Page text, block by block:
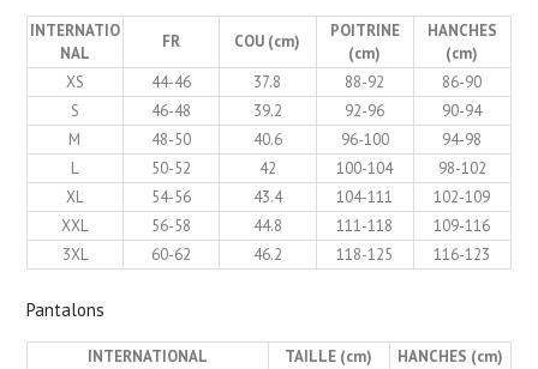
INTERNATIO
NAL
FR COU (cm)
POITRINE
(cm)
HANCHES
(cm)
XS
44-46 37.8 88-92
86-90
S
46-48 39.2 92-96
90-94
M
48-50 40.6 96-100
94-98
L
50-52 42 100-104
98-102
XL
54-56 43.4 104-111
102-109
XXL
56-58 44.8 111-118
109-116
3XL
60-62 46.2 118-125 116-123
Pantalons
INTERNATIONAL TAILLE (cm)
HANCHES (cm)